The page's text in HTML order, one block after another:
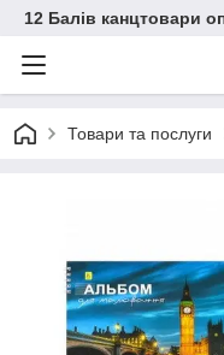
12 Балів канцтовари
Товари та послуги